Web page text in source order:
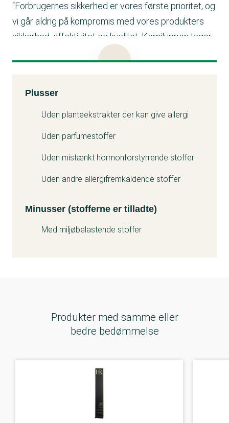
“Forbrugernes sikkerhed er vores første pri­oritet, og
vi går aldrig på kompromis med vores produkters
sikkerhed, effektivitet og kvalitet. Kemiluppen tager
ikke højde for koncentrationer eller eksponering –
produkter inden markedsfø­ring.
Produkterne er vurderet sikre, og forbruger­ne kan
Kemitest
Plusser
Uden planteekstrakter der kan give allergi
Uden parfumestoffer
Uden mistænkt hormonforstyrrende stoffer
Uden andre allergifremkaldende stoffer
Minusser (stofferne er tilladte)
Med miljøbelastende stoffer
Produkter med samme eller
bedre bedømmelse